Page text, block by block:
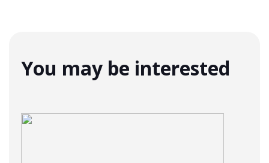
You may be interested